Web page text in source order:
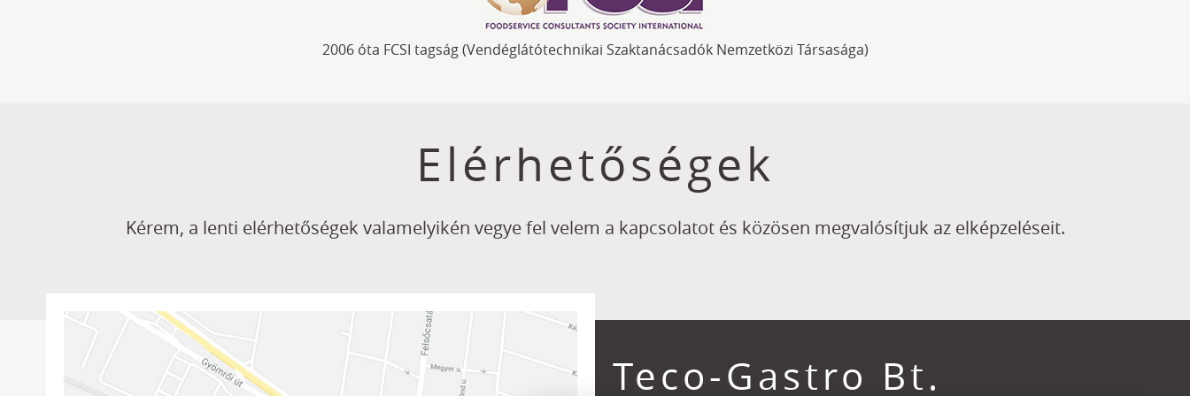
2006 óta FCSI tagság (Vendéglátótechnikai Szaktanácsadók Nemzetközi Társasága)
Elérhetőségek
Kérem, a lenti elérhetőségek valamelyikén vegye fel velem a kapcsolatot és közösen megvalósítjuk az elképzeléseit.
Teco-Gastro Bt.